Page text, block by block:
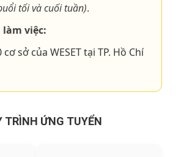
tối và cuối tuần).
làm việc:
sở của WESET tại TP. Hồ Chí
TRÌNH ỨNG TUYỂN